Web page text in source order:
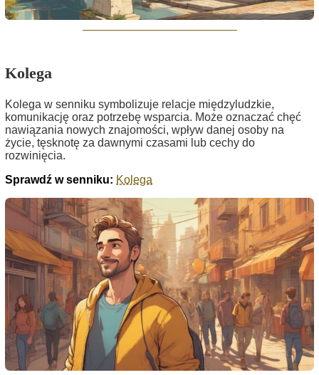
Kolega
Kolega w senniku symbolizuje relacje międzyludzkie,
komunikację oraz potrzebę wsparcia. Może oznaczać chęć
nawiązania nowych znajomości, wpływ danej osoby na
życie, tęsknotę za dawnymi czasami lub cechy do
rozwinięcia.
Sprawdź w senniku: Kolega